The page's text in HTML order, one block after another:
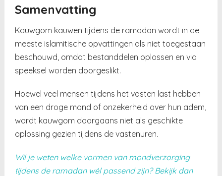
Samenvatting
Kauwgom kauwen tijdens de ramadan wordt in de
meeste islamitische opvattingen als niet toegestaan
beschouwd, omdat bestanddelen oplossen en via
speeksel worden doorgeslikt.
Hoewel veel mensen tijdens het vasten last hebben
van een droge mond of onzekerheid over hun adem,
wordt kauwgom doorgaans niet als geschikte
oplossing gezien tijdens de vastenuren.
Wil je weten welke vormen van mondverzorging
tijdens de ramadan wél passend zijn? Bekijk dan